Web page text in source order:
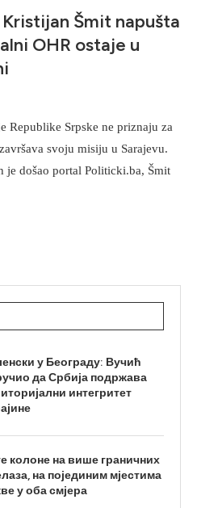
Šmit napušta
OHR ostaje u
Republike Srpske ne priznaju za
svoju misiju u Sarajevu.
je došao portal Politicki.ba, Šmit
у Београду: Вучић
да Србија подржава
интегритет
колоне на више граничних
на појединим мјестима
у оба смјера